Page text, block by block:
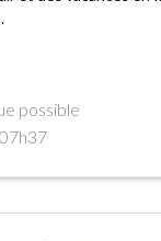
possible